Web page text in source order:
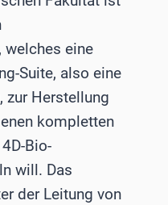
eine
Suite, also eine
zur Herstellung
kompletten
Bio-
will. Das
der Leitung von